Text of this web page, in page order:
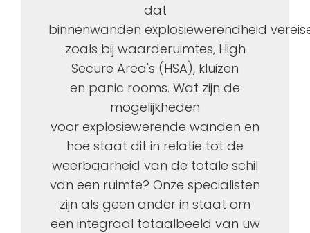
dat
binnenwanden explosiewerendheid
zoals bij waarderuimtes, High
Secure Area's (HSA), kluizen
en panic rooms. Wat zijn de
mogelijkheden
voor explosiewerende wanden en
hoe staat dit in relatie tot de
weerbaarheid van de totale schil
van een ruimte? Onze specialisten
zijn als geen ander in staat om
een integraal totaalbeeld van uw